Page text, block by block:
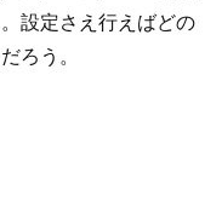
設定さえ行えばどの
ろう。